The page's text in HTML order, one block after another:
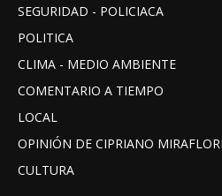
SEGURIDAD - POLICIACA
POLITICA
CLIMA - MEDIO AMBIENTE
COMENTARIO A TIEMPO
LOCAL
OPINIÓN DE CIPRIANO
CULTURA